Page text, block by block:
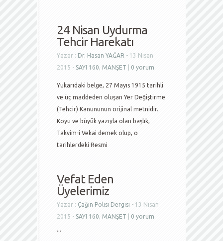
24 Nisan Uydurma
Tehcir Harekatı
Yazar : Dr. Hasan YAĞAR - 13 Nisan
2015 - SAYI 160, MANŞET 0 yorum
Yukarıdaki belge, 27 Mayıs 1915 tarihli
ve üç maddeden oluşan Yer Değiştirme
(Tehcir) Kanununun orijinal metnidir.
Koyu ve büyük yazıyla olan başlık,
Takvim-i Vekai demek olup, o
tarihlerdeki Resmi
Vefat Eden
Üyelerimiz
Yazar : Çağın Polisi Dergisi - 13 Nisan
2015 - SAYI 160, MANŞET
0 yorum
...